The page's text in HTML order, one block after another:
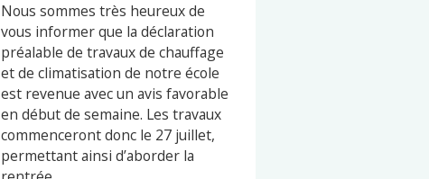
Nous sommes très heureux de
vous informer que la déclaration
préalable de travaux de chauffage
et de climatisation de notre école
est revenue avec un avis favorable
en début de semaine. Les travaux
commenceront donc le 27 juillet,
permettant ainsi d’aborder la